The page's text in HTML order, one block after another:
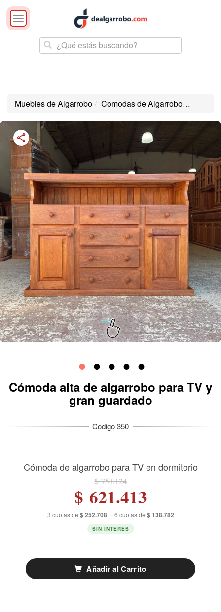
Toggle
navigation
Muebles de Algarrobo Comodas de Algarrobo
Cómoda alta de algarrobo para TV y
gran guardado
Cómoda de algarrobo para TV en dormitorio
$ 758.124
$ 621.413
3 cuotas de $ 252.708 · 6 cuotas de $ 138.782
SIN INTERÉS
Añadir al Carrito